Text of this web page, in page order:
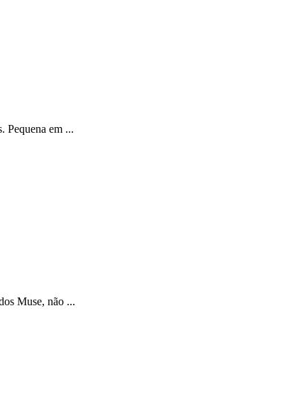
Pequena em ...
Muse, não ...